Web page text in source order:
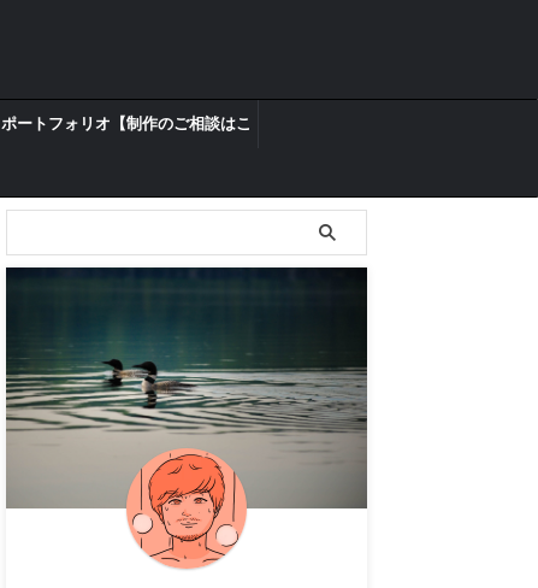
ポートフォリオ【制作のご相談はこ